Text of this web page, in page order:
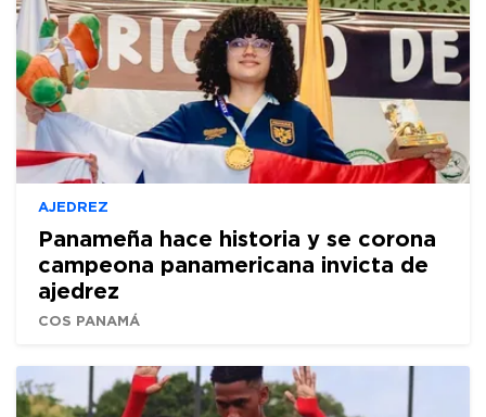
AJEDREZ
Panameña hace historia y se corona
campeona panamericana invicta de
ajedrez
COS PANAMÁ